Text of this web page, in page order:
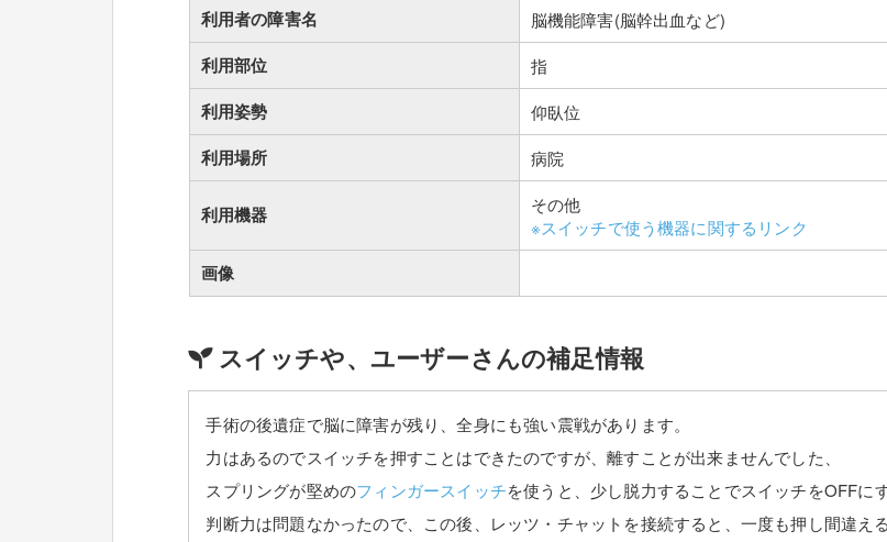
利用者の障害名 脳機能障害(脳幹出血など)
利用部位 指
利用姿勢 仰臥位
利用場所 病院
利用機器
その他
※スイッチで使う機器に関するリンク
画像
スイッチや、ユーザーさんの補足情報
手術の後遺症で脳に障害が残り、全身にも強い震戦があります。
力はあるのでスイッチを押すことはできたのですが、離すことが出来ませんでした、
スプリングが堅めのフィンガースイッチを使うと、少し脱力することでスイッチをOFFに
判断力は問題なかったので、この後、レッツ・チャットを接続すると、一度も押し間違え